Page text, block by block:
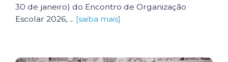
30 de janeiro) do Encontro de Organização
Escolar 2026, ... [saiba mais]